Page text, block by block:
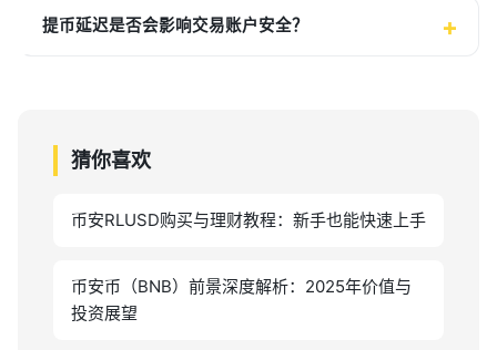
提币延迟是否会影响交易账户安全？
猜你喜欢
币安RLUSD购买与理财教程：新手也能快速上手
币安币（BNB）前景深度解析：2025年价值与
投资展望